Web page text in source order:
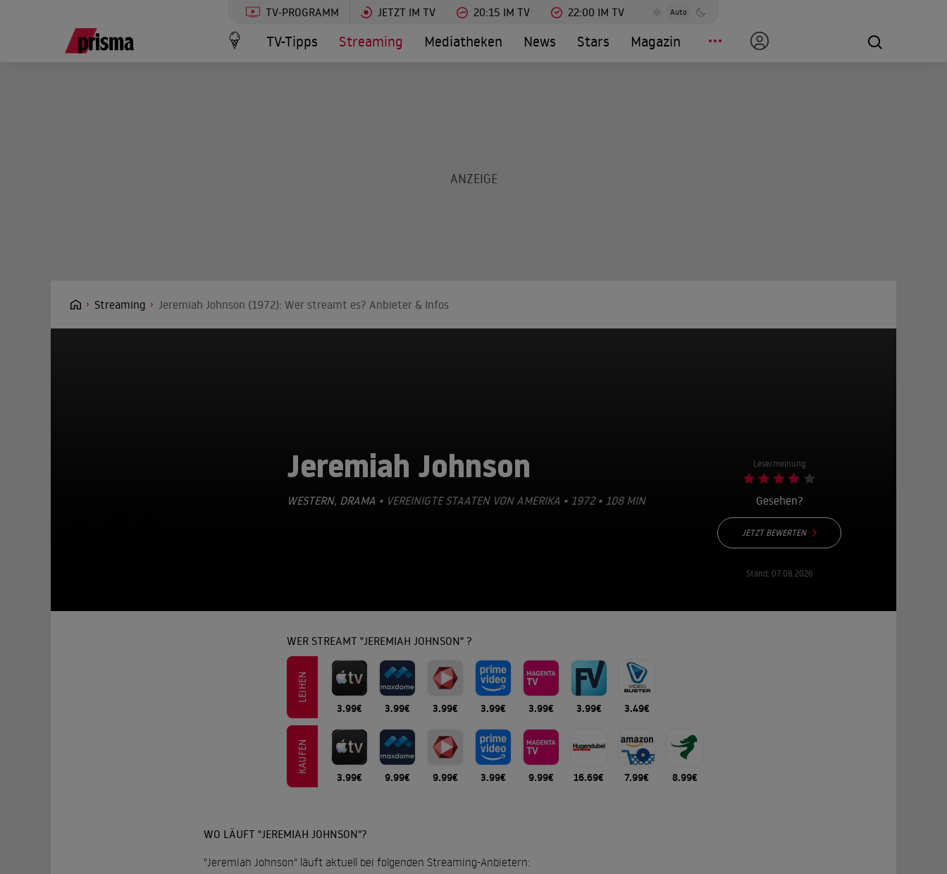
TV-PROGRAMM JETZT IM TV 20:15 IM TV 22:00 IM TV Auto
TV-Tipps Streaming Mediatheken News Stars Magazin
Streaming Jeremiah Johnson (1972): Wer streamt es? Anbieter & Infos
Jeremiah Johnson
WESTERN, DRAMA • VEREINIGTE STAATEN VON AMERIKA • 1972 • 108 MIN
Lesermeinung
Gesehen?
JETZT BEWERTEN
Stand: 07.08.2026
WER STREAMT "JEREMIAH JOHNSON" ?
LEIHEN
3.99€ 3.99€ 3.99€ 3.99€ 3.99€ 3.99€ 3.49€
KAUFEN
3.99€ 9.99€ 9.99€ 3.99€ 9.99€ 16.69€ 7.99€ 8.99€
WO LÄUFT "JEREMIAH JOHNSON"?
"Jeremiah Johnson" läuft aktuell bei folgenden Streaming-Anbietern: